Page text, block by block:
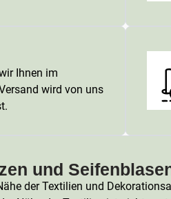
Ihnen im
wird von uns
und
der Textilien und